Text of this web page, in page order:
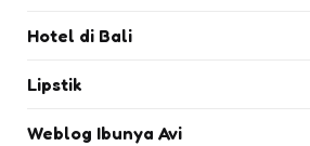
Hotel di Bali
Lipstik
Weblog Ibunya Avi